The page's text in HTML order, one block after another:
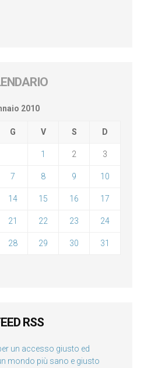
2010
G V S D
1 2 3
7 8 9 10
14 15 16 17
21 22 23 24
28 29 30 31
RSS
un accesso giusto ed
mondo più sano e giusto